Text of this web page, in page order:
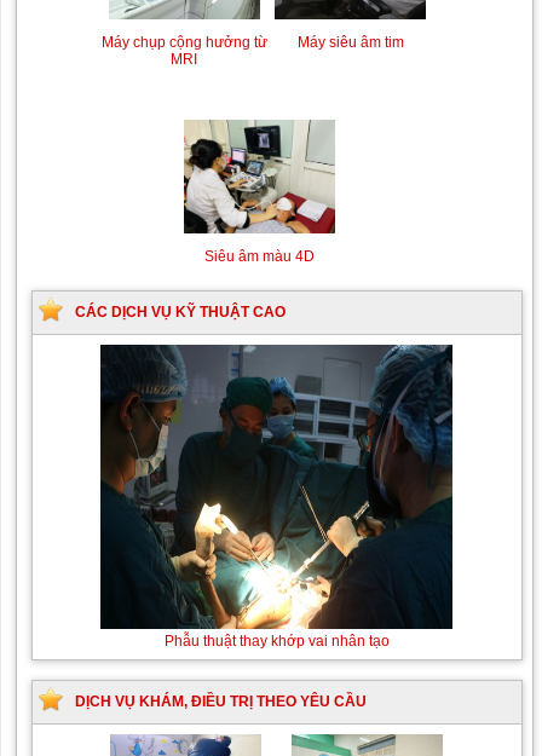
Siêu âm Doppler xuyên
sọ
Kỹ thuật chụp mạch máu
Siêu âm màu 4D
CÁC DỊCH VỤ KỸ THUẬT CAO
Phẫu thuật thay khớp vai nhân tạo
DỊCH VỤ KHÁM, ĐIỀU TRỊ THEO YÊU CẦU